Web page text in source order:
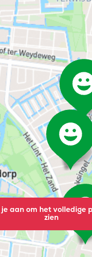
je aan om het volledige
zien